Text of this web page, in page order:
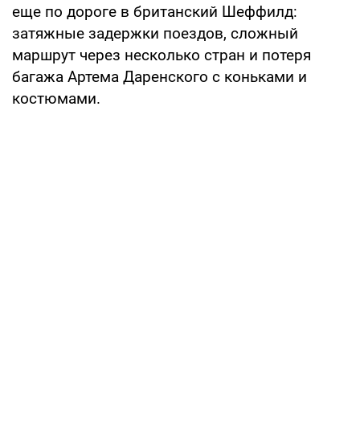
еще по дороге в британский Шеффилд:
затяжные задержки поездов, сложный
маршрут через несколько стран и потеря
багажа Артема Даренского с коньками и
костюмами.